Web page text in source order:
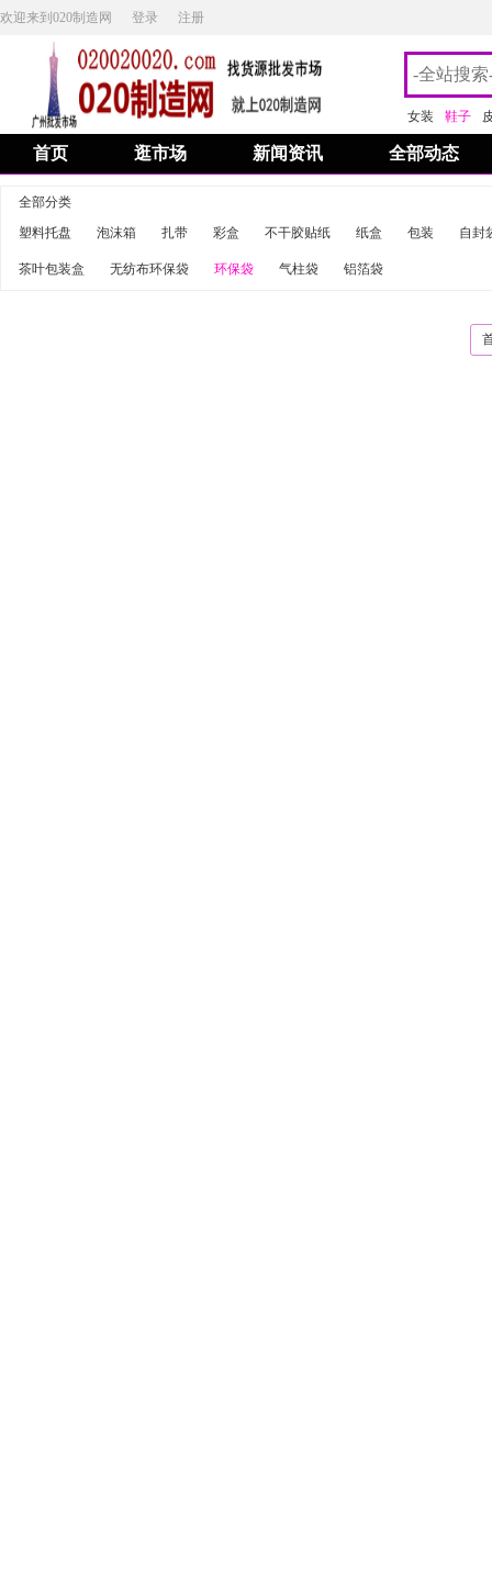
欢迎来到020制造网 登录 注册
女装 鞋子
首页 逛市场 新闻资讯 全部动态
全部分类
塑料托盘
泡沫箱 扎带 彩盒 不干胶贴纸 纸盒 包装 自封
茶叶包装盒 无纺布环保袋 环保袋 气柱袋 铝箔袋